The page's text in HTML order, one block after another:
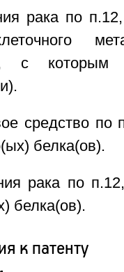
рака по
с которым
средство по
белка(ов).
рака по
белка(ов).
к патенту